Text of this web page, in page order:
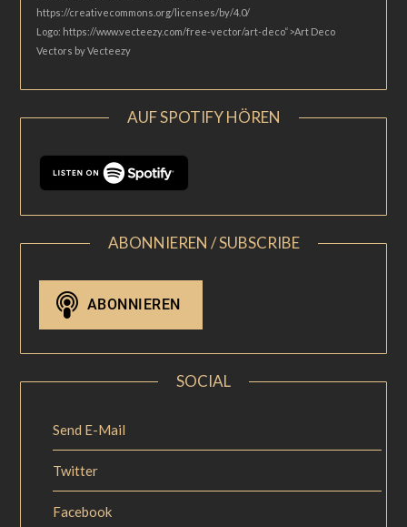
https://creativecommons.org/licenses/by/4.0/
Logo: https://www.vecteezy.com/free-vector/art-deco“>Art Deco
Vectors by Vecteezy
AUF SPOTIFY HÖREN
ABONNIEREN / SUBSCRIBE
SOCIAL
Send E-Mail
Twitter
Facebook